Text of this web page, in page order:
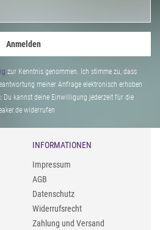
Anmelden
zur Kenntnis genommen. Ich stimme zu, dass
meiner Anfrage elektronisch erhoben
Du kannst deine Einwilligung jederzeit für die
widerrufen
INFORMATIONEN
Impressum
AGB
Datenschutz
Widerrufsrecht
Zahlung und Versand